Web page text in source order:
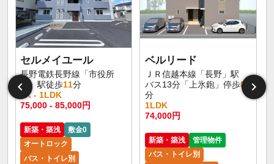
セルメイユール
長野電鉄長野線「市役所
前」駅徒歩11分
1K - 1LDK
75,000 - 85,000円
新築・築浅
敷金0
オートロック
バス・トイレ別
ベルリード
ＪＲ信越本線「長野」駅
バス13分「上氷鉋」停歩8
分
1LDK
74,000円
新築・築浅
管理物件
バス・トイレ別